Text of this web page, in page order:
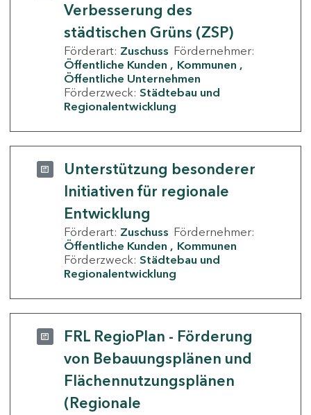
Verbesserung des
städtischen Grüns (ZSP)
Förderart: Zuschuss Fördernehmer:
Öffentliche Kunden
Kommunen
Öffentliche Unternehmen
Förderzweck: Städtebau und
Regionalentwicklung
Unterstützung besonderer
Initiativen für regionale
Entwicklung
Förderart: Zuschuss Fördernehmer:
Öffentliche Kunden
Kommunen
Förderzweck: Städtebau und
Regionalentwicklung
FRL RegioPlan - Förderung
von Bebauungsplänen und
Flächennutzungsplänen
(Regionale